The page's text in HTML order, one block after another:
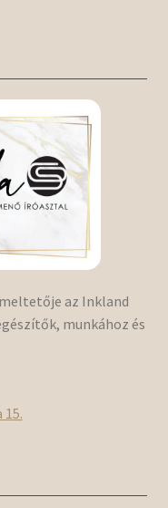
az Inkland
munkához és
15.